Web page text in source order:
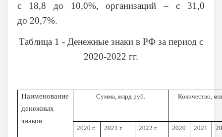
с 18,8 до 10,0%, организаций – с 31,0
до 20,7%.
Таблица 1 - Денежные знаки в РФ за период с
2020-2022 гг.
Наименование
денежных
знаков
Сумма, млрд руб. Количество,
2020 г. 2021 г. 2022 г.
2020
2021